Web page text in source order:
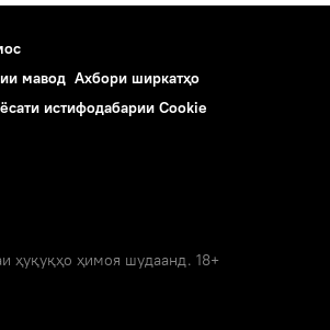
мавод Ахбори ширкатҳо
истифодабарии Cookie
ҳуқуқҳо ҳимоя шудаанд. 18+